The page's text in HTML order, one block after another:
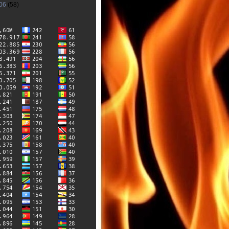
(58)